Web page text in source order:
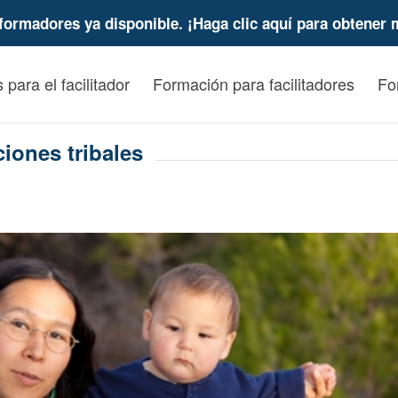
ya disponible. ¡Haga clic aquí para obtener
para el facilitador Formación para facilitadores
tribales